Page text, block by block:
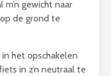
gewicht naar
de grond te
het opschakelen
in z’n neutraal te